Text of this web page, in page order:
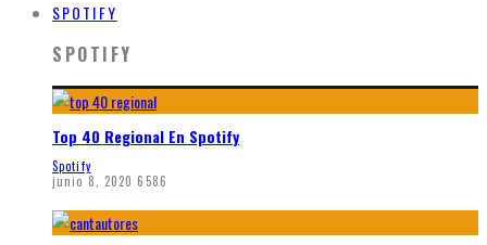
SPOTIFY
SPOTIFY
Top 40 Regional En Spotify
Spotify
junio 8, 2020 6586